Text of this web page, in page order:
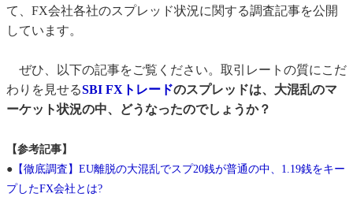
て、FX会社各社のスプレッド状況に関する調査記事を公開
しています。
ぜひ、以下の記事をご覧ください。取引レートの質にこだ
わりを見せるSBI FXトレードのスプレッドは、大混乱のマ
ーケット状況の中、どうなったのでしょうか？
【参考記事】
● 【徹底調査】EU離脱の大混乱でスプ20銭が普通の中、1.19銭をキー
プしたFX会社とは?